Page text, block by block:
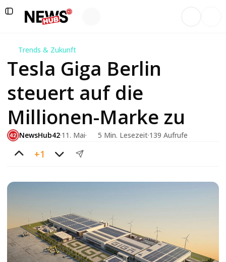
Trends & Zukunft
Tesla Giga Berlin
steuert auf die
Millionen-Marke zu
NewsHub42·11. Mai· 5 Min. Lesezeit·139 Aufrufe
+1